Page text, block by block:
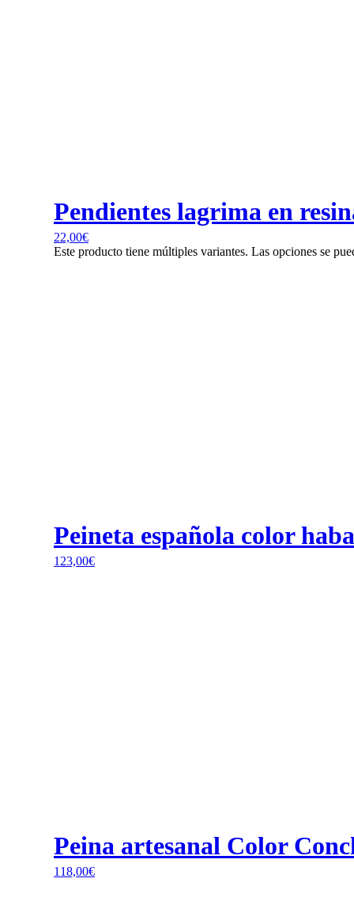
Pendientes lagrima en
22,00€
Este producto tiene múltiples variantes. Las opciones se
Peineta española color
123,00€
Peina artesanal Color
118,00€